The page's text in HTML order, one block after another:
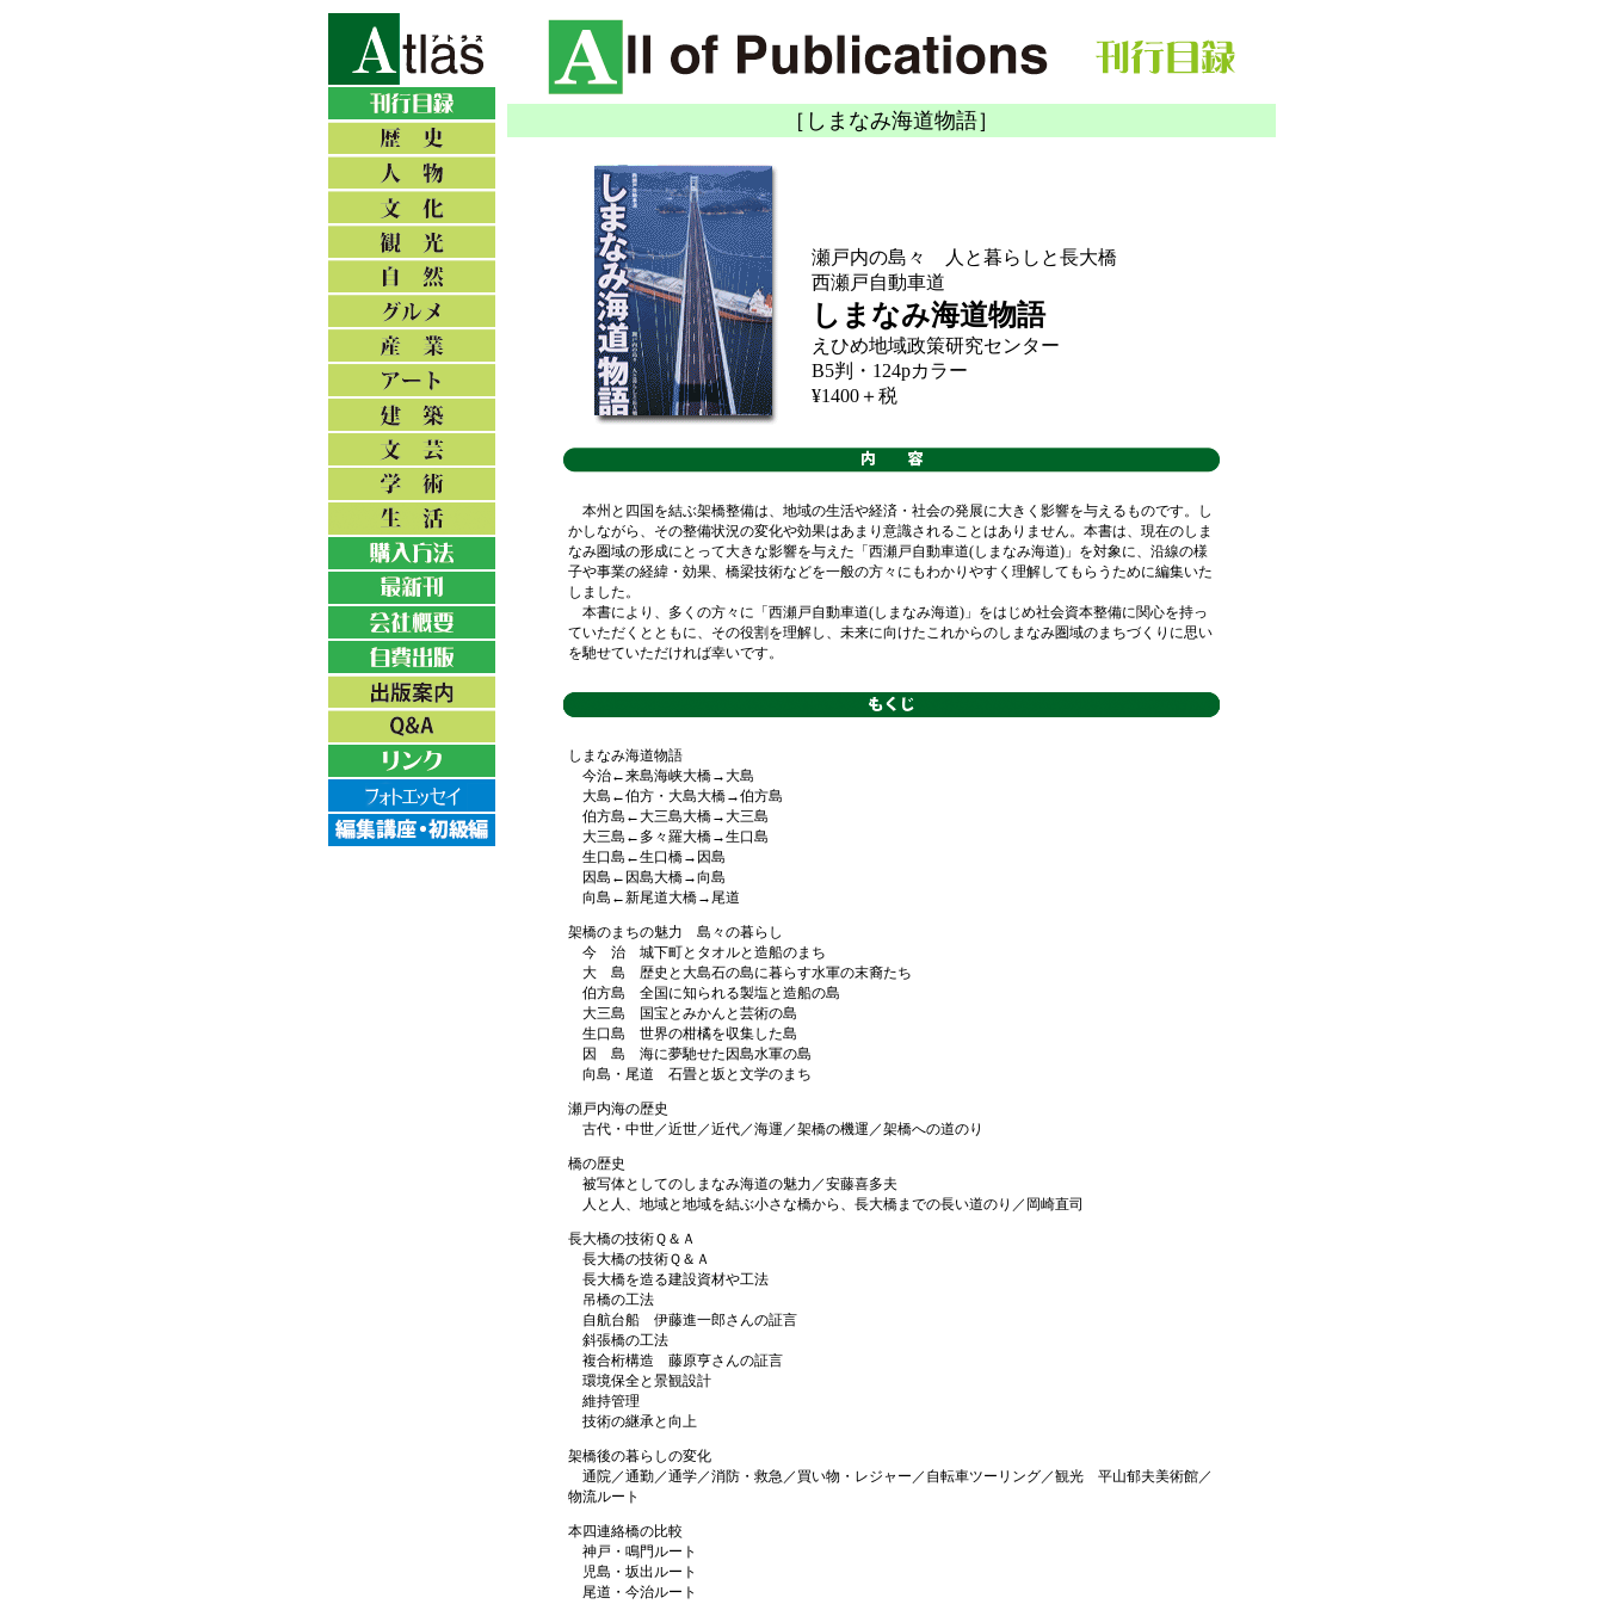
［しまなみ海道物語］
瀬戸内の島々 人と暮らしと長大橋
西瀬戸自動車道
しまなみ海道物語
えひめ地域政策研究センター
B5判・124pカラー
¥1400＋税
本州と四国を結ぶ架橋整備は、地域の生活や経済・社会の発展に大きく影響を与えるものです。し
かしながら、その整備状況の変化や効果はあまり意識されることはありません。本書は、現在のしま
なみ圏域の形成にとって大きな影響を与えた「西瀬戸自動車道(しまなみ海道)」を対象に、沿線の様
子や事業の経緯・効果、橋梁技術などを一般の方々にもわかりやすく理解してもらうために編集いた
しました。
本書により、多くの方々に「西瀬戸自動車道(しまなみ海道)」をはじめ社会資本整備に関心を持っ
ていただくとともに、その役割を理解し、未来に向けたこれからのしまなみ圏域のまちづくりに思い
を馳せていただければ幸いです。
しまなみ海道物語
今治←来島海峡大橋→大島
大島←伯方・大島大橋→伯方島
伯方島←大三島大橋→大三島
大三島←多々羅大橋→生口島
生口島←生口橋→因島
因島←因島大橋→向島
向島←新尾道大橋→尾道
架橋のまちの魅力 島々の暮らし
今 治 城下町とタオルと造船のまち
大 島 歴史と大島石の島に暮らす水軍の末裔たち
伯方島 全国に知られる製塩と造船の島
大三島 国宝とみかんと芸術の島
生口島 世界の柑橘を収集した島
因 島 海に夢馳せた因島水軍の島
向島・尾道 石畳と坂と文学のまち
瀬戸内海の歴史
古代・中世／近世／近代／海運／架橋の機運／架橋への道のり
橋の歴史
被写体としてのしまなみ海道の魅力／安藤喜多夫
人と人、地域と地域を結ぶ小さな橋から、長大橋までの長い道のり／岡崎直司
長大橋の技術Ｑ＆Ａ
長大橋の技術Ｑ＆Ａ
長大橋を造る建設資材や工法
吊橋の工法
自航台船 伊藤進一郎さんの証言
斜張橋の工法
複合桁構造 藤原亨さんの証言
環境保全と景観設計
維持管理
技術の継承と向上
架橋後の暮らしの変化
通院／通勤／通学／消防・救急／買い物・レジャー／自転車ツーリング／観光 平山郁夫美術館／
物流ルート
本四連絡橋の比較
神戸・鳴門ルート
児島・坂出ルート
尾道・今治ルート